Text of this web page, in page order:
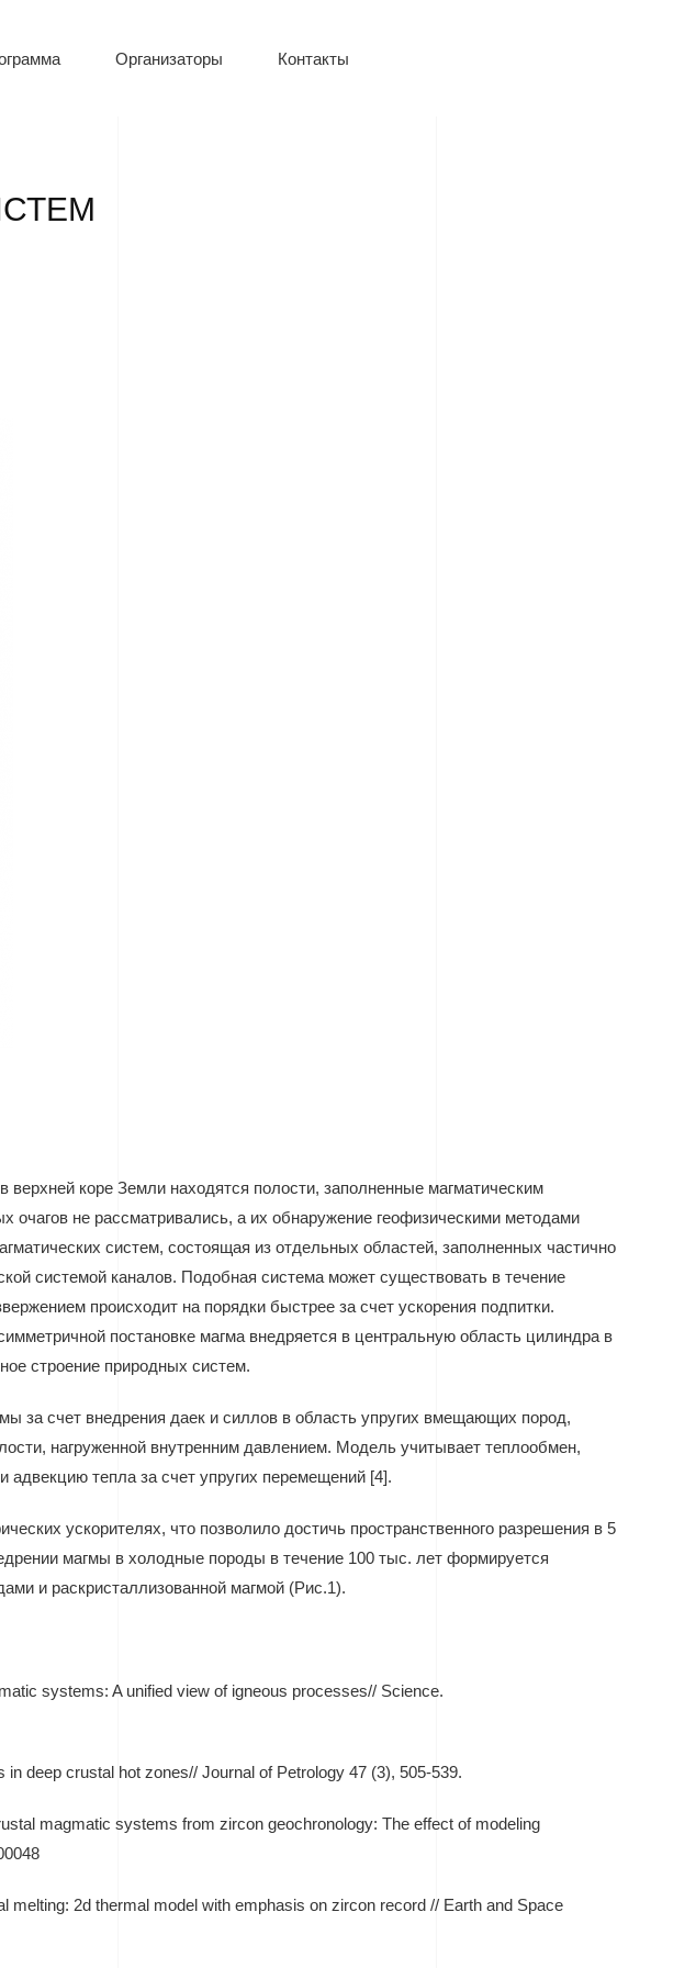
Организаторы Контакты
верхней коре Земли находятся полости, заполненные магматическим
не рассматривались, а их обнаружение геофизическими методами
систем, состоящая из отдельных областей, заполненных частично
системой каналов. Подобная система может существовать в течение
происходит на порядки быстрее за счет ускорения подпитки.
постановке магма внедряется в центральную область цилиндра в
строение природных систем.
за счет внедрения даек и силлов в область упругих вмещающих пород,
нагруженной внутренним давлением. Модель учитывает теплообмен,
тепла за счет упругих перемещений [4].
ускорителях, что позволило достичь пространственного разрешения в 5
магмы в холодные породы в течение 100 тыс. лет формируется
и раскристаллизованной магмой (Рис.1).
systems: A unified view of igneous processes// Science.
deep crustal hot zones// Journal of Petrology 47 (3), 505-539.
magmatic systems from zircon geochronology: The effect of modeling
2d thermal model with emphasis on zircon record // Earth and Space